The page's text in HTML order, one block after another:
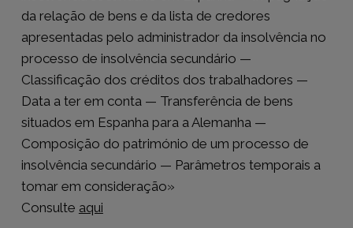
da relação de bens e da lista de credores
apresentadas pelo administrador da insolvência no
processo de insolvência secundário —
Classificação dos créditos dos trabalhadores —
Data a ter em conta — Transferência de bens
situados em Espanha para a Alemanha —
Composição do património de um processo de
insolvência secundário — Parâmetros temporais a
tomar em consideração»
Consulte aqui